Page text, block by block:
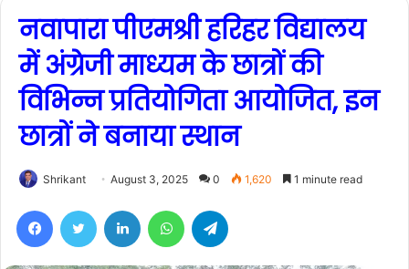
नवापारा पीएमश्री हरिहर विद्यालय
में अंग्रेजी माध्यम के छात्रों की
विभिन्न प्रतियोगिता आयोजित, इन
छात्रों ने बनाया स्थान
Shrikant August 3, 2025 0 1,620 1 minute read